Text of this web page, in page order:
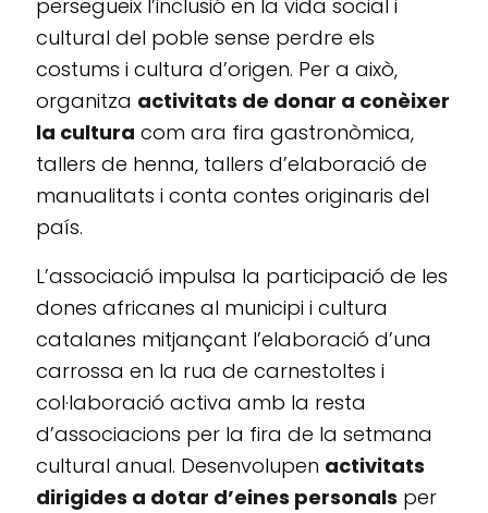
persegueix l’inclusió en la vida social i
cultural del poble sense perdre els
costums i cultura d’origen. Per a això,
organitza activitats de donar a conèixer
la cultura com ara fira gastronòmica,
tallers de henna, tallers d’elaboració de
manualitats i conta contes originaris del
país.
L’associació impulsa la participació de les
dones africanes al municipi i cultura
catalanes mitjançant l’elaboració d’una
carrossa en la rua de carnestoltes i
col·laboració activa amb la resta
d’associacions per la fira de la setmana
cultural anual. Desenvolupen activitats
dirigides a dotar d’eines personals per